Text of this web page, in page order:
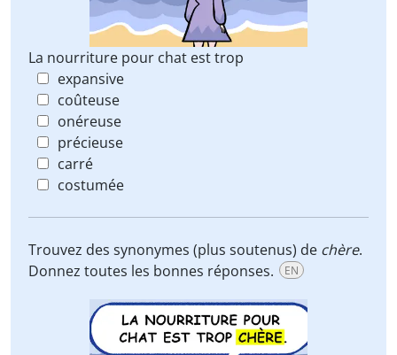
La nourriture pour chat est trop
expansive
coûteuse
onéreuse
précieuse
carré
costumée
Trouvez des synonymes (plus soutenus) de chère.
Donnez toutes les bonnes réponses.
EN